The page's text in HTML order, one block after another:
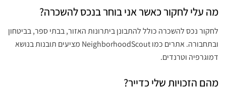
מה עלי לחקור כאשר אני בוחר בנכס להשכרה?
לחקור נכס להשכרה כולל להתבונן ביתרונות האזור, בבתי ספר, בביטחון
ובתחבורה. אתרים כמו NeighborhoodScout מציעים תובנות בנושא
דמוגרפיה וטרנדים.
מהם הזכויות שלי כדייר?